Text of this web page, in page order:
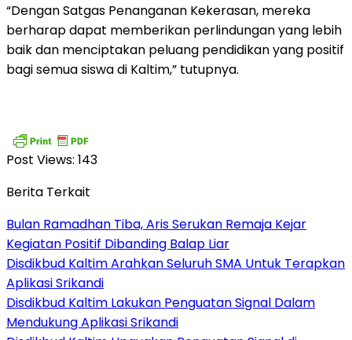
“Dengan Satgas Penanganan Kekerasan, mereka
berharap dapat memberikan perlindungan yang lebih
baik dan menciptakan peluang pendidikan yang positif
bagi semua siswa di Kaltim,” tutupnya.
Post Views: 143
Berita Terkait
Bulan Ramadhan Tiba, Aris Serukan Remaja Kejar
Kegiatan Positif Dibanding Balap Liar
Disdikbud Kaltim Arahkan Seluruh SMA Untuk Terapkan
Aplikasi Srikandi
Disdikbud Kaltim Lakukan Penguatan Signal Dalam
Mendukung Aplikasi Srikandi